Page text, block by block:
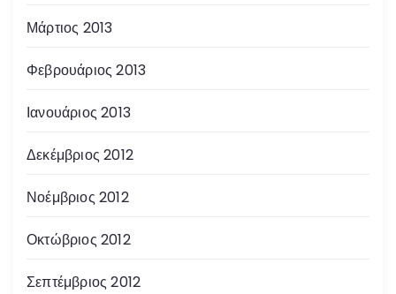
Μάρτιος 2013
Φεβρουάριος 2013
Ιανουάριος 2013
Δεκέμβριος 2012
Νοέμβριος 2012
Οκτώβριος 2012
Σεπτέμβριος 2012